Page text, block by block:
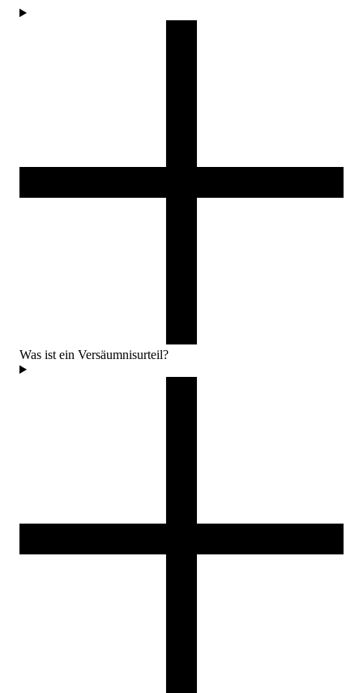
Was ist ein Versäumnisurteil?